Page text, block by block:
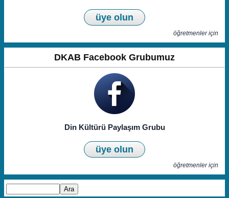
üye olun
öğretmenler için
DKAB Facebook Grubumuz
Din Kültürü Paylaşım Grubu
üye olun
öğretmenler için